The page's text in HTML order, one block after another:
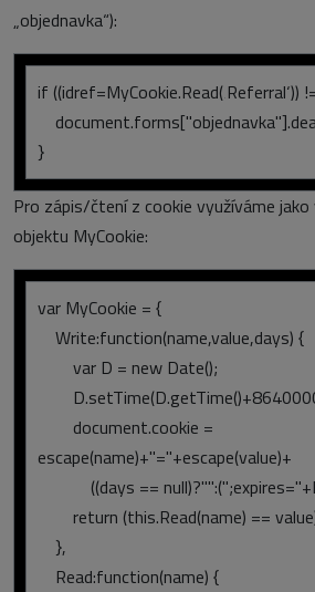
„objednavka“):
if ((idref=MyCookie.Read(‚Referral‘))
}
Pro zápis/čtení z cookie využíváme
objektu MyCookie:
var MyCookie = {
Write:function(name,value,days) {
var D = new Date();
document.cookie =
escape(name)+"="+escape(value)+
((days ==
return (this.Read(name) ==
},
Read:function(name) {